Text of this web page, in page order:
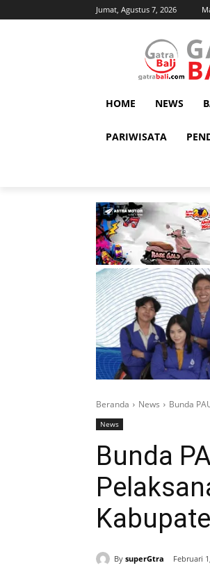
Jumat, Agustus 7, 2026
HOME NEWS
PARIWISATA
Beranda News Bunda
News
Bunda
By superGtra Februari